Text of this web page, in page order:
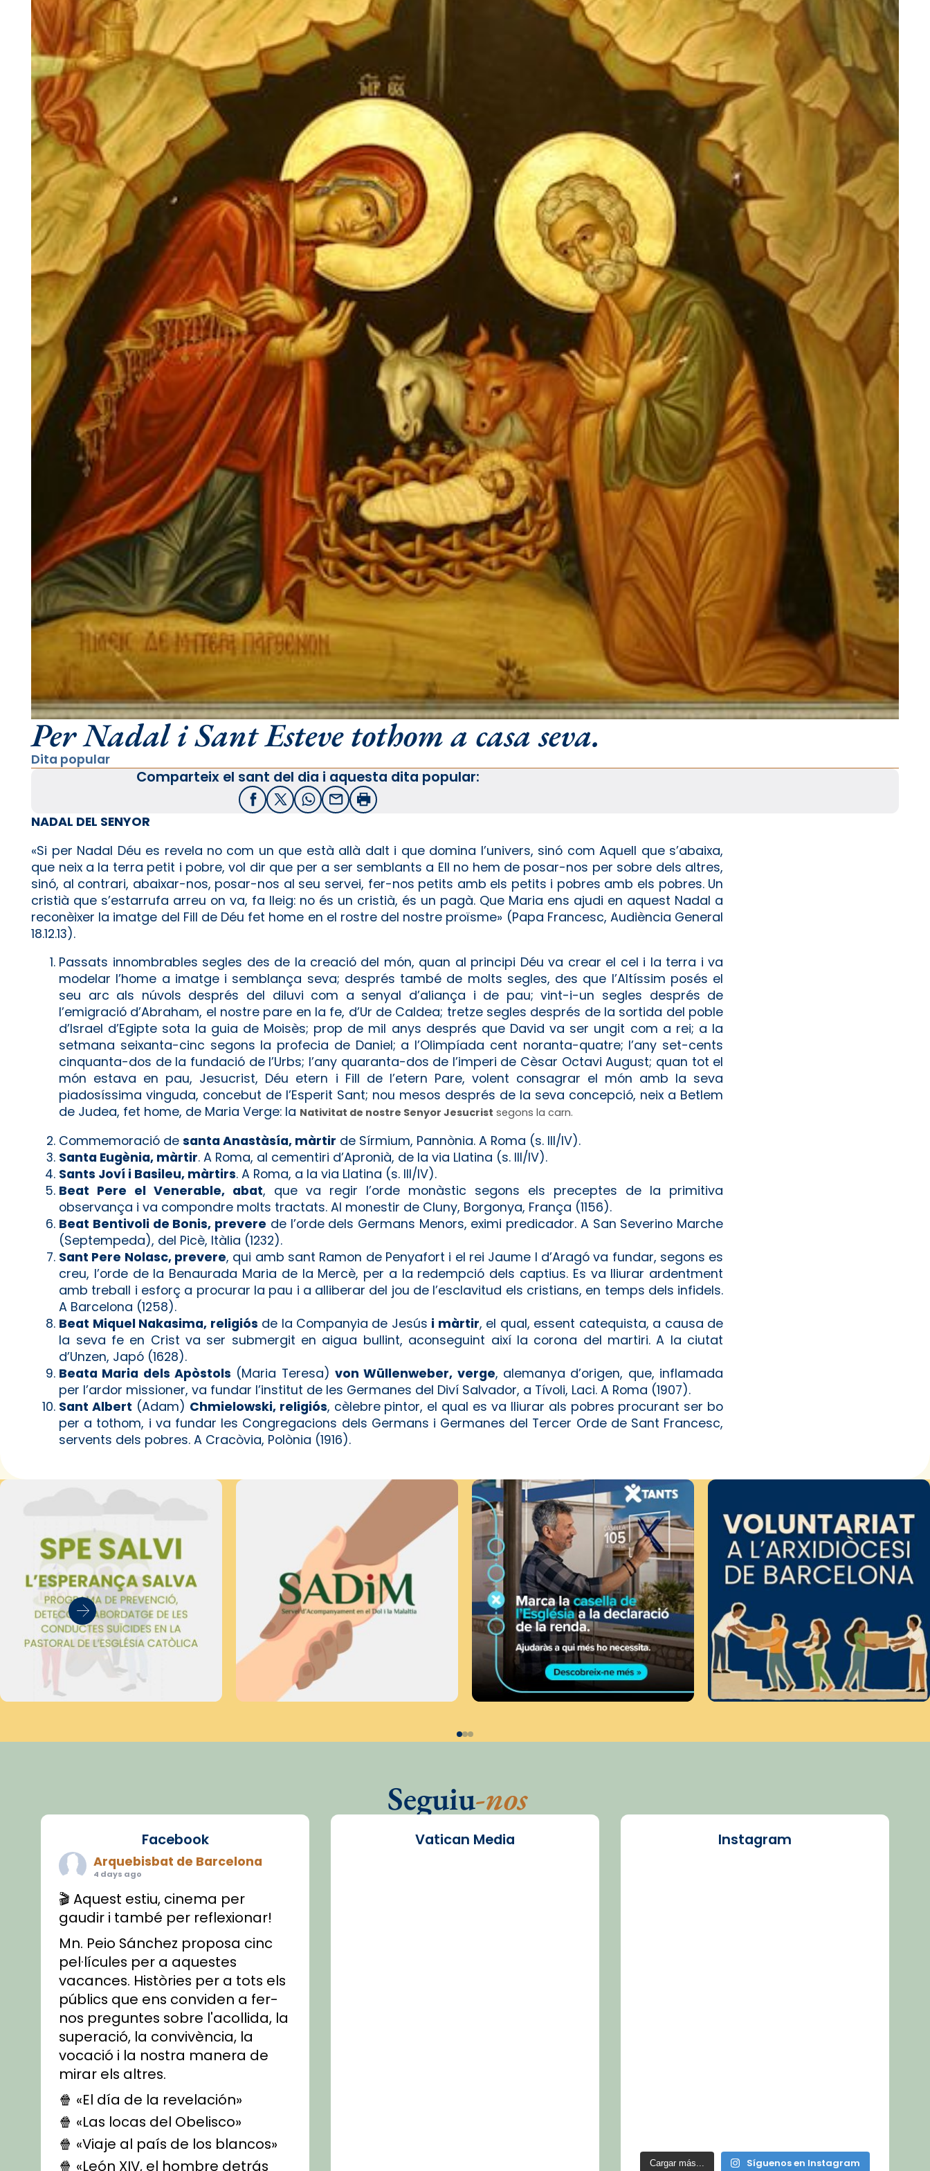
Per Nadal i Sant Esteve tothom a casa seva.
Dita popular
Comparteix el sant del dia i aquesta dita popular:
FacebookX / Twitter
WhatsApp
EmailImprimir
NADAL DEL SENYOR
«Si per Nadal Déu es revela no com un que està allà dalt i que domina l’univers, sinó com Aquell que s’abaixa,
que neix a la terra petit i pobre, vol dir que per a ser semblants a Ell no hem de posar-nos per sobre dels altres,
sinó, al contrari, abaixar-nos, posar-nos al seu servei, fer-nos petits amb els petits i pobres amb els pobres. Un
cristià que s’estarrufa arreu on va, fa lleig: no és un cristià, és un pagà. Que Maria ens ajudi en aquest Nadal a
reconèixer la imatge del Fill de Déu fet home en el rostre del nostre proïsme» (Papa Francesc, Audiència General
18.12.13).
Passats innombrables segles des de la creació del món, quan al principi Déu va crear el cel i la terra i va
modelar l’home a imatge i semblança seva; després també de molts segles, des que l’Altíssim posés el
seu arc als núvols després del diluvi com a senyal d’aliança i de pau; vint-i-un segles després de
l’emigració d’Abraham, el nostre pare en la fe, d’Ur de Caldea; tretze segles després de la sortida del poble
d’Israel d’Egipte sota la guia de Moisès; prop de mil anys després que David va ser ungit com a rei; a la
setmana seixanta-cinc segons la profecia de Daniel; a l’Olimpíada cent noranta-quatre; l’any set-cents
cinquanta-dos de la fundació de l’Urbs; l’any quaranta-dos de l’imperi de Cèsar Octavi August; quan tot el
món estava en pau, Jesucrist, Déu etern i Fill de l’etern Pare, volent consagrar el món amb la seva
piadosíssima vinguda, concebut de l’Esperit Sant; nou mesos després de la seva concepció, neix a Betlem
de Judea, fet home, de Maria Verge: la Nativitat de nostre Senyor Jesucrist segons la carn.
Commemoració desanta Anastàsía, màrtir de Sírmium, Pannònia. A Roma (s. III/IV).
Santa Eugènia, màrtir. A Roma, al cementiri d’Apronià, de la via Llatina (s. III/IV).
Sants Joví i Basileu, màrtirs. A Roma, a la via Llatina (s. III/IV).
Beat Pere el Venerable, abat, que va regir l’orde monàstic segons els preceptes de la primitiva
observança i va compondre molts tractats. Al monestir de Cluny, Borgonya, França (1156).
Beat Bentivoli de Bonis, prevere de l’orde dels Germans Menors, eximi predicador. A San Severino Marche
(Septempeda), del Picè, Itàlia (1232).
Sant Pere Nolasc, prevere, qui amb sant Ramon de Penyafort i el rei Jaume I d’Aragó va fundar, segons es
creu, l’orde de la Benaurada Maria de la Mercè, per a la redempció dels captius. Es va lliurar ardentment
amb treball i esforç a procurar la pau i a alliberar del jou de l’esclavitud els cristians, en temps dels infidels.
A Barcelona (1258).
Beat Miquel Nakasima, religiós de la Companyia de Jesús i màrtir, el qual, essent catequista, a causa de
la seva fe en Crist va ser submergit en aigua bullint, aconseguint així la corona del martiri. A la ciutat
d’Unzen, Japó (1628).
Beata Maria dels Apòstols (Maria Teresa)von Wüllenweber, verge, alemanya d’origen, que, inflamada
per l’ardor missioner, va fundar l’institut de les Germanes del Diví Salvador, a Tívoli, Laci. A Roma (1907).
Sant Albert (Adam) Chmielowski, religiós, cèlebre pintor, el qual es va lliurar als pobres procurant ser bo
per a tothom, i va fundar les Congregacions dels Germans i Germanes del Tercer Orde de Sant Francesc,
servents dels pobres. A Cracòvia, Polònia (1916).
Seguiu-nos
Facebook
Arquebisbat de Barcelona
4 days ago
🎬 Aquest estiu, cinema per
gaudir i també per reflexionar!
Mn. Peio Sánchez proposa cinc
pel·lícules per a aquestes
vacances. Històries per a tots els
públics que ens conviden a fer-
nos preguntes sobre l'acollida, la
superació, la convivència, la
vocació i la nostra manera de
mirar els altres.
🍿 «El día de la revelación»
🍿 «Las locas del Obelisco»
🍿 «Viaje al país de los blancos»
🍿 «León XIV, el hombre detrás
Vatican Media Instagram
Cargar más... Síguenos en Instagram